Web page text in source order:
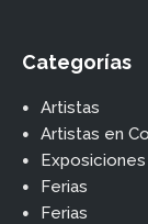
Categorías
Artistas
Artistas en
Exposiciones
Ferias
Ferias